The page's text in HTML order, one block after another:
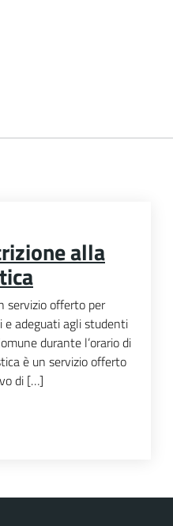
alla
servizio offerto per
adeguati agli studenti
durante l’orario di
è un servizio offerto
di […]